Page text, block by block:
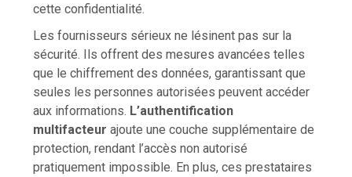
cette confidentialité.
Les fournisseurs sérieux ne lésinent pas sur la
sécurité. Ils offrent des mesures avancées telles
que le chiffrement des données, garantissant que
seules les personnes autorisées peuvent accéder
aux informations. L’authentification
multifacteur ajoute une couche supplémentaire de
protection, rendant l’accès non autorisé
pratiquement impossible. En plus, ces prestataires